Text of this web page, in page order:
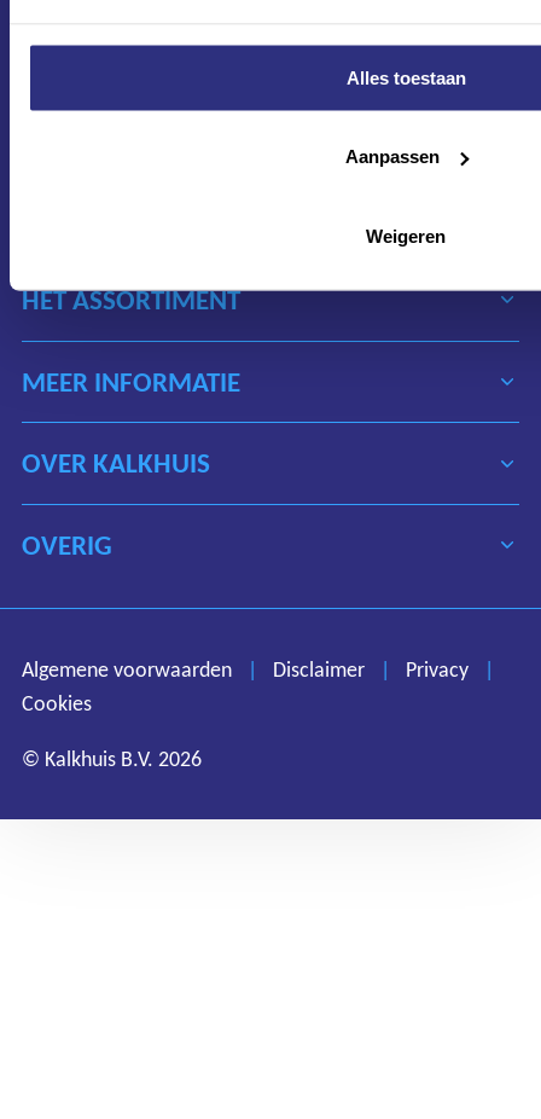
Alles toestaan
Aanpassen
Weigeren
Disclaimer
Privacy
HET ASSORTIMENT
MEER INFORMATIE
OVER KALKHUIS
1627 LD Hoorn
OVERIG
Algemene voorwaarden | Disclaimer | Privacy
|
Cookies
© Kalkhuis B.V. 2026